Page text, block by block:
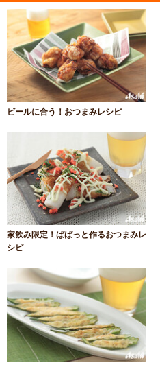
ビールに合う！おつまみレシピ
家飲み限定！ぱぱっと作るおつまみレ
シピ